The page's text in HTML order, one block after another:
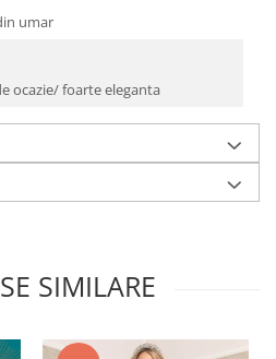
umar
ocazie/ foarte eleganta
SIMILARE